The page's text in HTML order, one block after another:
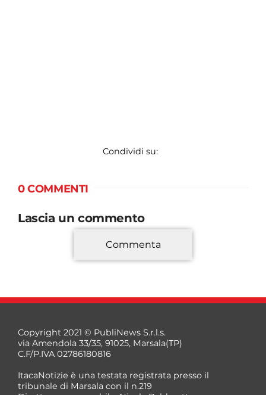
Condividi su:
0 COMMENTI
Lascia un commento
*
Commenta
Copyright 2021 © PubliNews S.r.l.s.
via Amendola 33/35, 91025, Marsala(TP)
C.F/P.IVA 02786180816
ItacaNotizie è una testata registrata presso il
tribunale di Marsala con il n.219